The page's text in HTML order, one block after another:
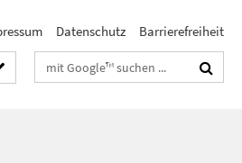
Datenschutz Barrierefreiheit
Suchbegriffe